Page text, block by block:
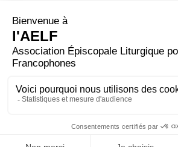
Alors il lui dit :
« À cause de cette parole, va :
le démon est sorti de ta fille. »
Elle rentra à la maison,
et elle trouva l’enfant étendue sur le lit :
le démon était sorti d’elle.
– Acclamons la Parole de Dieu.